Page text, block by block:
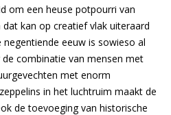
om een heuse potpourri van
kan op creatief vlak uiteraard
eeuw is sowieso al
combinatie van mensen met
met enorm
in het luchtruim maakt de
de toevoeging van historische